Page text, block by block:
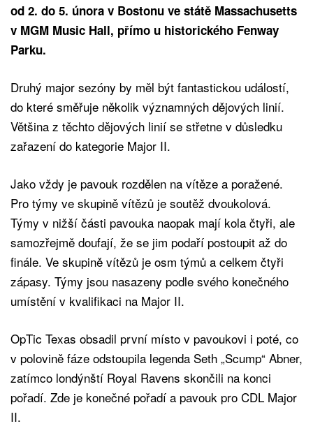
od 2. do 5. února v Bostonu ve státě Massachusetts
v MGM Music Hall, přímo u historického Fenway
Parku.
Druhý major sezóny by měl být fantastickou událostí,
do které směřuje několik významných dějových linií.
Většina z těchto dějových linií se střetne v důsledku
zařazení do kategorie Major II.
Jako vždy je pavouk rozdělen na vítěze a poražené.
Pro týmy ve skupině vítězů je soutěž dvoukolová.
Týmy v nižší části pavouka naopak mají kola čtyři, ale
samozřejmě doufají, že se jim podaří postoupit až do
finále. Ve skupině vítězů je osm týmů a celkem čtyři
zápasy. Týmy jsou nasazeny podle svého konečného
umístění v kvalifikaci na Major II.
OpTic Texas obsadil první místo v pavoukovi i poté, co
v polovině fáze odstoupila legenda Seth „Scump“ Abner,
zatímco londýnští Royal Ravens skončili na konci
pořadí. Zde je konečné pořadí a pavouk pro CDL Major
II.